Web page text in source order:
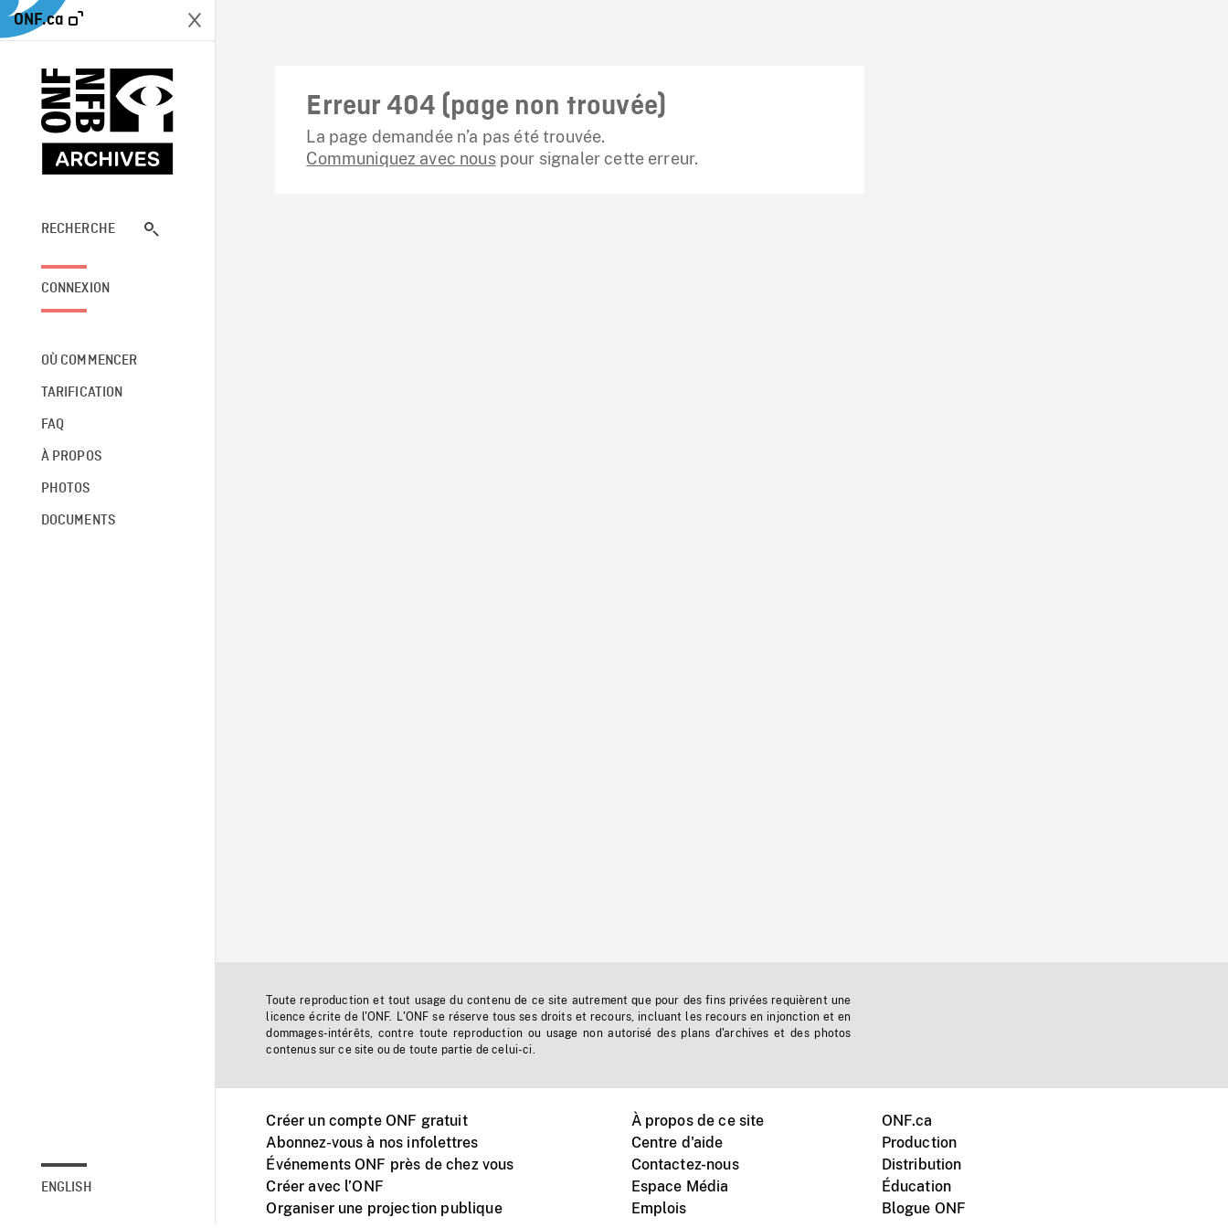
ONF.ca
RECHERCHE
CONNEXION
OÙ COMMENCER
TARIFICATION
FAQ
À PROPOS
PHOTOS
DOCUMENTS
ENGLISH
Erreur 404 (page non trouvée)
La page demandée n’a pas été trouvée.
Communiquez avec nouspour signaler cette erreur.
Toute reproduction et tout usage du contenu de ce site autrement que pour des fins privées requièrent une
licence écrite de l'ONF. L'ONF se réserve tous ses droits et recours, incluant les recours en injonction et en
dommages-intérêts, contre toute reproduction ou usage non autorisé des plans d'archives et des photos
contenus sur ce site ou de toute partie de celui-ci.
Créer un compte ONF gratuit
Abonnez-vous à nos infolettres
Événements ONF près de chez vous
Créer avec l’ONF
Organiser une projection publique
À propos de ce site
Centre d'aide
Contactez-nous
Espace Média
Emplois
ONF.ca
Production
Distribution
Éducation
Blogue ONF